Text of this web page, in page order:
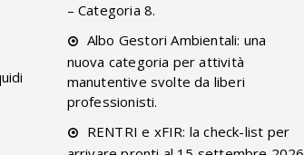
– Categoria 8.
Albo Gestori Ambientali: una
nuova categoria per attività
manutentive svolte da liberi
professionisti.
RENTRI e xFIR: la check-list per